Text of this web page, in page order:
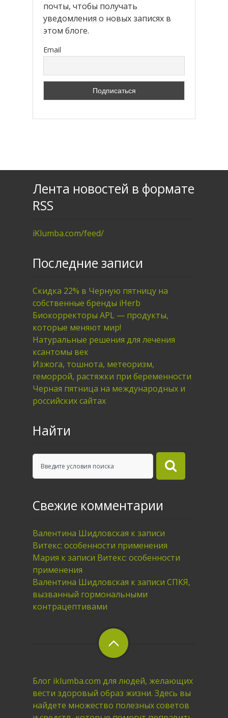
почты, чтобы получать
уведомления о новых записях в
этом блоге.
Email
Лента новостей в формате
RSS
iKlumba.com/feed/
Последние записи
Скидка 22% в Черную пятницу на
собственные бренды iHerb
Биокорректоры APL — продукты,
которые меняют мир!
Натуральные решения для лечения
ксантомы век
Изжога, тошнота, метеоризм,
геморрой, растяжки при беременности
Черная пятница на международных и
российских сайтах
Найти
Свежие комментарии
Валентина Шидловская к записи
Витекс: особенности применения
Мария к записи Витекс: особенности
применения
Валентина Шидловская к записи СПКЯ,
вызванный гормональными
контрацептивами
Блог iklumba.com для людей, желающих
вести здоровый образ жизни. Здесь вы
найдете множество полезных советов